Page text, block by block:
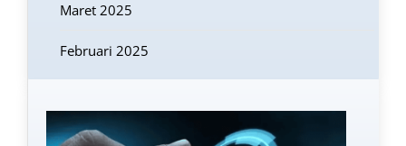
Maret 2025
Februari 2025